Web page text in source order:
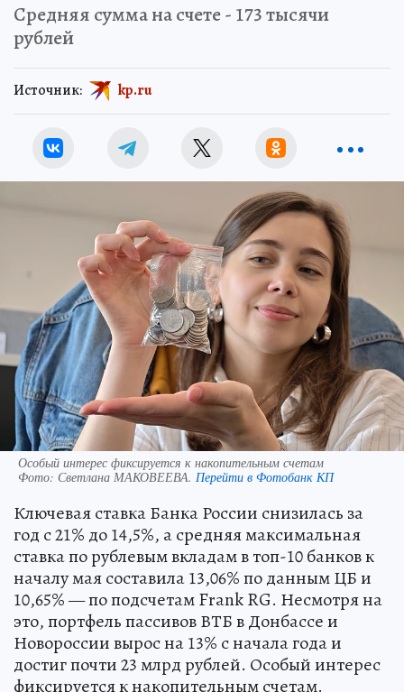
Средняя сумма на счете - 173 тысячи
рублей
Источник: kp.ru
Особый интерес фиксируется к накопительным счетам
Фото: Светлана МАКОВЕЕВА. Перейти в Фотобанк КП
Ключевая ставка Банка России снизилась за
год с 21% до 14,5%, а средняя максимальная
ставка по рублевым вкладам в топ-10 банков к
началу мая составила 13,06% по данным ЦБ и
10,65% — по подсчетам Frank RG. Несмотря на
это, портфель пассивов ВТБ в Донбассе и
Новороссии вырос на 13% с начала года и
достиг почти 23 млрд рублей. Особый интерес
фиксируется к накопительным счетам.